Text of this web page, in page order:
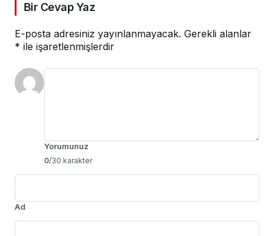
Bir Cevap Yaz
E-posta adresiniz yayınlanmayacak. Gerekli alanlar
* ile işaretlenmişlerdir
Yorumunuz
0/30 karakter
Ad